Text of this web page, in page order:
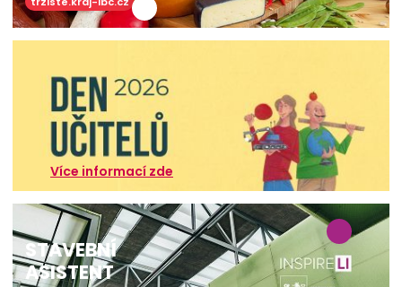
Více informací zde
STAVEBNÍ
ASISTENT